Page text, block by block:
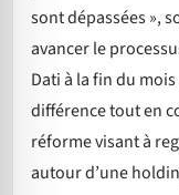
sont dépassées »,
avancer le
Dati à la fin du
différence tout en
réforme visant à
autour d’une